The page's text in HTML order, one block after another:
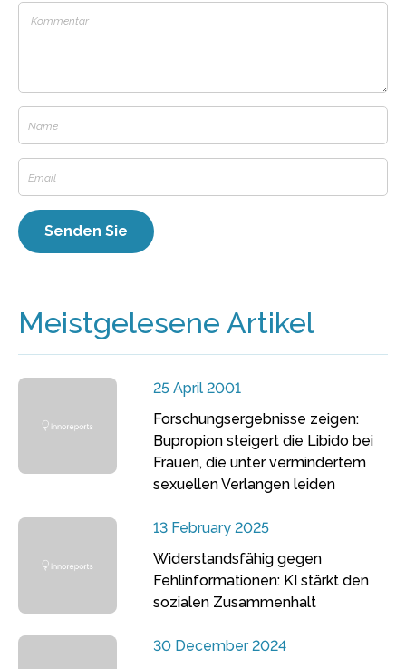
Meistgelesene Artikel
25 April 2001
Forschungsergebnisse zeigen:
Bupropion steigert die Libido bei
Frauen, die unter vermindertem
sexuellen Verlangen leiden
13 February 2025
Widerstandsfähig gegen
Fehlinformationen: KI stärkt den
sozialen Zusammenhalt
30 December 2024